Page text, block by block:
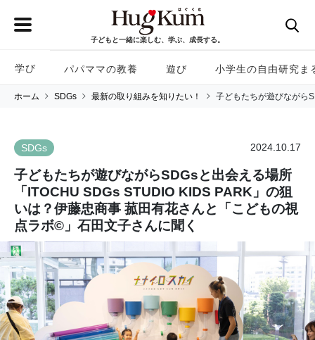
子どもと一緒に楽しむ、学ぶ、成長する。
学び パパママの教養 遊び 小学生の自由研究ま
ホーム SDGs 最新の取り組みを知りたい！ 子どもたちが遊びながら
SDGs 2024.10.17
子どもたちが遊びながらSDGsと出会える場所
「ITOCHU SDGs STUDIO KIDS PARK」の狙
いは？伊藤忠商事 菰田有花さんと「こどもの視
点ラボ©」石田文子さんに聞く